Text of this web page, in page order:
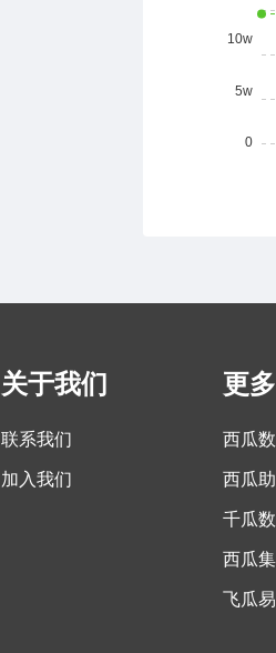
关于我们
联系我们
加入我们
更
西瓜
西瓜
千瓜
西瓜集
飞瓜